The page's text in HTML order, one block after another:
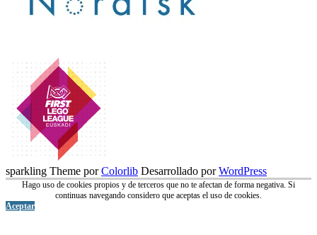
sparkling Theme porColorlib Desarrollado porWordPress
Hago uso de cookies propios y de terceros que no te afectan de forma negativa. Si
continuas navegando considero que aceptas el uso de cookies.
Aceptar